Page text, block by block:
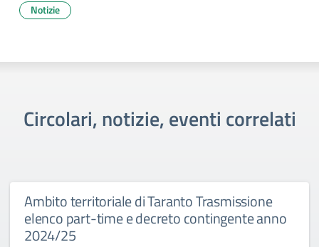
Notizie
Circolari, notizie, eventi correlati
Ambito territoriale di Taranto Trasmissione
elenco part-time e decreto contingente anno
2024/25